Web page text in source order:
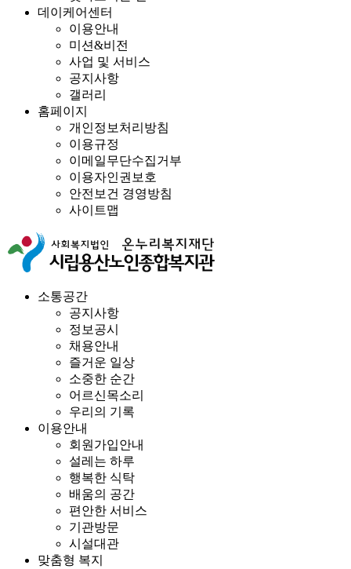
데이케어센터
이용안내
미션&비전
사업 및 서비스
공지사항
갤러리
홈페이지
개인정보처리방침
이용규정
이메일무단수집거부
이용자인권보호
안전보건 경영방침
사이트맵
소통공간
공지사항
정보공시
채용안내
즐거운 일상
소중한 순간
어르신목소리
우리의 기록
이용안내
회원가입안내
설레는 하루
행복한 식탁
배움의 공간
편안한 서비스
기관방문
시설대관
맞춤형 복지